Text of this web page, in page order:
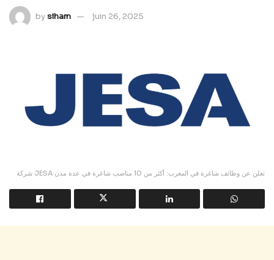
bysiham juin 26, 2025
شركة JESA تعلن عن وظائف شاغرة في المغرب: أكثر من 10 مناصب شاغرة في عدة مدن